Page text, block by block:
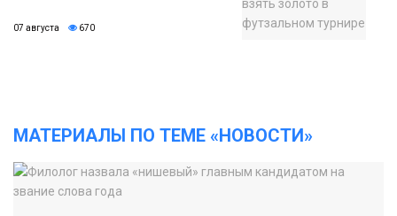
07 августа 670
МАТЕРИАЛЫ ПО ТЕМЕ «НОВОСТИ»